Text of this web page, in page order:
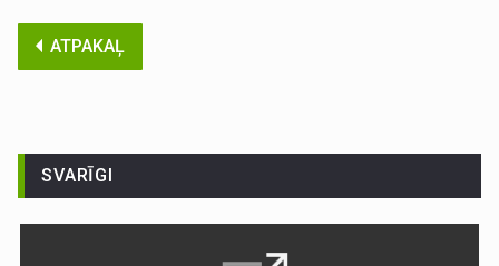
ATPAKAĻ
SVARĪGI